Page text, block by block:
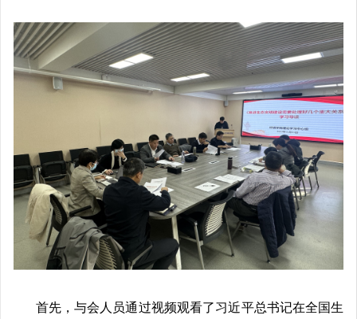
首先，与会人员通过视频观看了习近平总书记在全国生